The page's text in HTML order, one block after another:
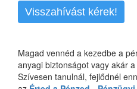
Visszahívást kérek!
Magad vennéd a kezedbe a
anyagi biztonságot vagy akár
Szívesen tanulnál, fejlődnél